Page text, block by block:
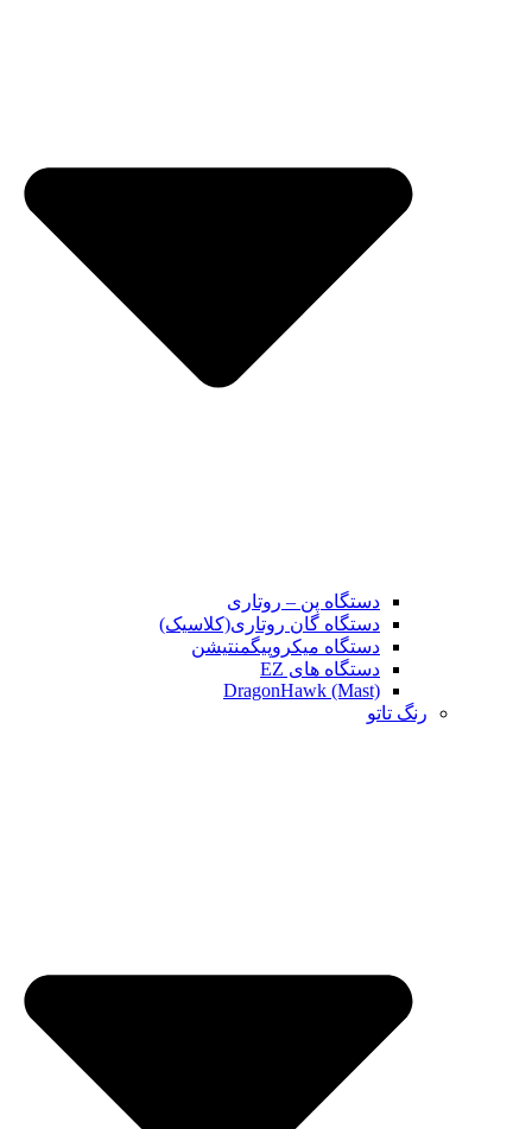
دستگاه پن – روتاری
دستگاه گان روتاری(کلاسیک)
دستگاه میکروپیگمنتیشن
دستگاه های EZ
DragonHawk (Mast)
رنگ تاتو